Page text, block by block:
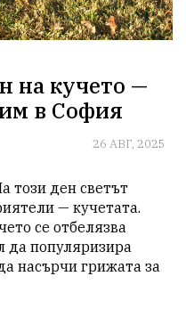
на кучето —
в София
26 АВГ, 2025
този ден светът
— кучетата.
се отбелязва
да популяризира
насърчи грижата за